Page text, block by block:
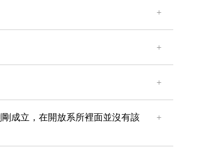
成立，在開放系所裡面並沒有該